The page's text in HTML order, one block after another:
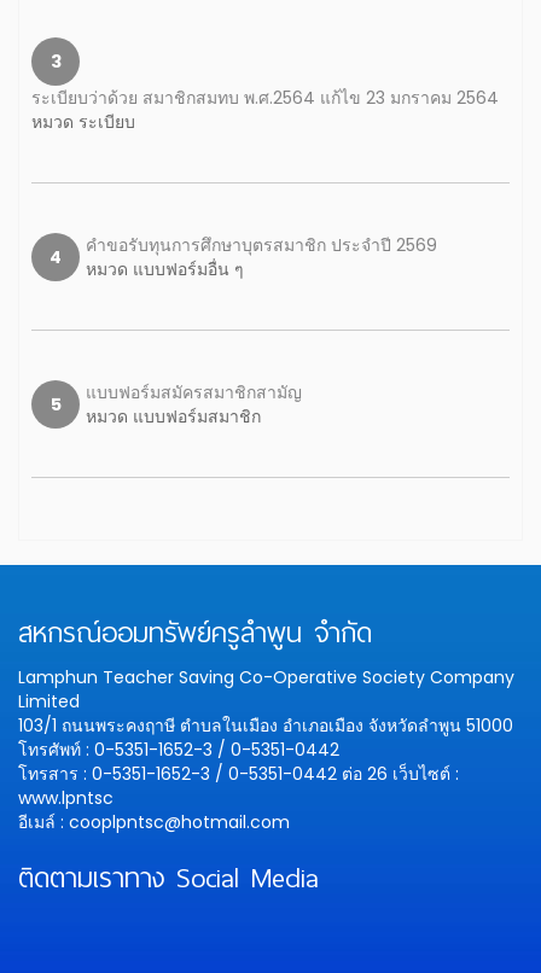
3
ระเบียบว่าด้วย สมาชิกสมทบ พ.ศ.2564 แก้ไข 23 มกราคม 2564
หมวด ระเบียบ
4
คำขอรับทุนการศึกษาบุตรสมาชิก ประจำปี 2569
หมวด แบบฟอร์มอื่น ๆ
5
แบบฟอร์มสมัครสมาชิกสามัญ
หมวด แบบฟอร์มสมาชิก
สหกรณ์ออมทรัพย์ครูลำพูน จำกัด
Lamphun Teacher Saving Co-Operative Society Company
Limited
103/1 ถนนพระคงฤาษี ตำบลในเมือง อำเภอเมือง จังหวัดลำพูน 51000
โทรศัพท์ : 0-5351-1652-3 / 0-5351-0442
โทรสาร : 0-5351-1652-3 / 0-5351-0442 ต่อ 26 เว็บไซต์ :
www.lpntsc
อีเมล์ : cooplpntsc@hotmail.com
ติดตามเราทาง Social Media